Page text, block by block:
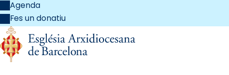
Agenda
Fes un donatiu